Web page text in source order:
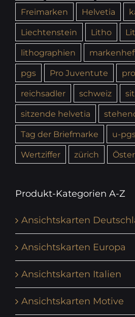
Freimarken
Helvetia
Liechtenstein
Litho
lithographien
pgs
Pro Juventute
reichsadler
schweiz
sitzende helvetia
Tag der Briefmarke
u-
Wertziffer
zürich
Produkt-Kategorien A-Z
Ansichtskarten
Ansichtskarten Europa
Ansichtskarten Italien
Ansichtskarten Motive